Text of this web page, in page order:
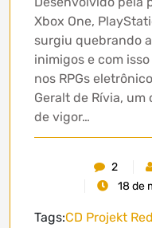
Xbox One,
surgiu quebrando
inimigos e com
nos RPGs
Geralt de Rívia,
de vigor…
2
18 de
Tags:CD Projekt Red